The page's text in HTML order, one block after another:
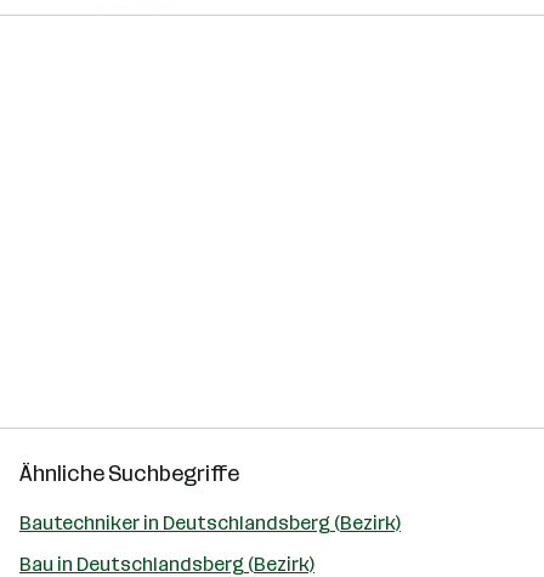
Ähnliche Suchbegriffe
Bautechniker in Deutschlandsberg (Bezirk)
Bau in Deutschlandsberg (Bezirk)